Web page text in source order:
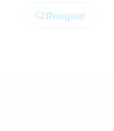
Reageer